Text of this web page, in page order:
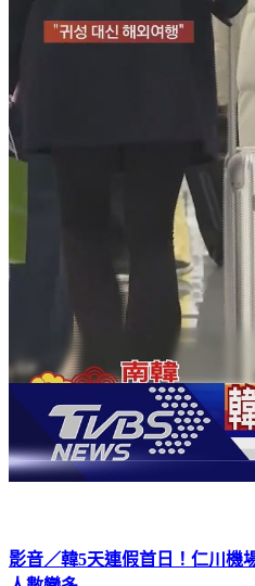
影音／韓5天連假首日！仁川